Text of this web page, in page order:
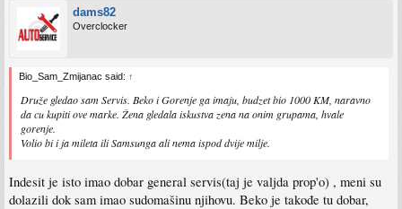
dams82
Overclocker
Bio_Sam_Zmijanac said: ↑
Druže gledao sam Servis. Beko i Gorenje ga imaju, budzet bio 1000 KM, naravno
da cu kupiti ove marke. Žena gledala iskustva zena na onim grupama, hvale
gorenje.
Volio bi i ja mileta ili Samsunga ali nema ispod dvije milje.
Indesit je isto imao dobar general servis(taj je valjda prop'o) , meni su
dolazili dok sam imao sudomašinu njihovu. Beko je takođe tu dobar,